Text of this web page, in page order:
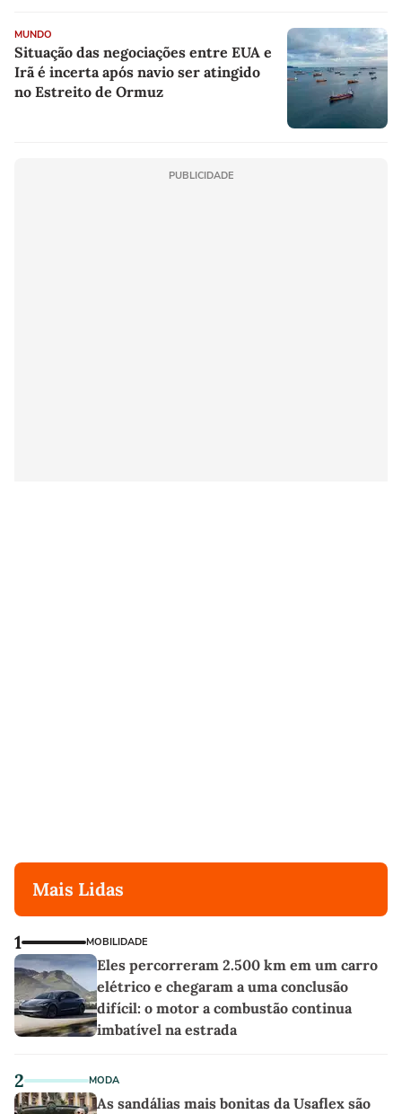
MUNDO
Situação das negociações entre EUA e
Irã é incerta após navio ser atingido
no Estreito de Ormuz
PUBLICIDADE
Mais Lidas
1 MOBILIDADE
Eles percorreram 2.500 km em um carro
elétrico e chegaram a uma conclusão
difícil: o motor a combustão continua
imbatível na estrada
2 MODA
As sandálias mais bonitas da Usaflex são